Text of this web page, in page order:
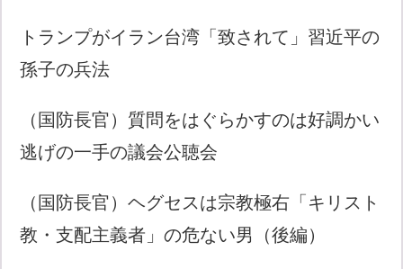
トランプがイラン台湾「致されて」習近平の
孫子の兵法
（国防長官）質問をはぐらかすのは好調かい
逃げの一手の議会公聴会
（国防長官）ヘグセスは宗教極右「キリスト
教・支配主義者」の危ない男（後編）